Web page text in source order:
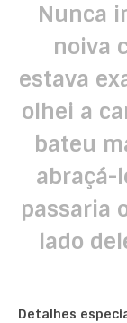
Nunca
noiva
estava
olhei a
bateu
abraçá-
passaria
lado
Detalhes